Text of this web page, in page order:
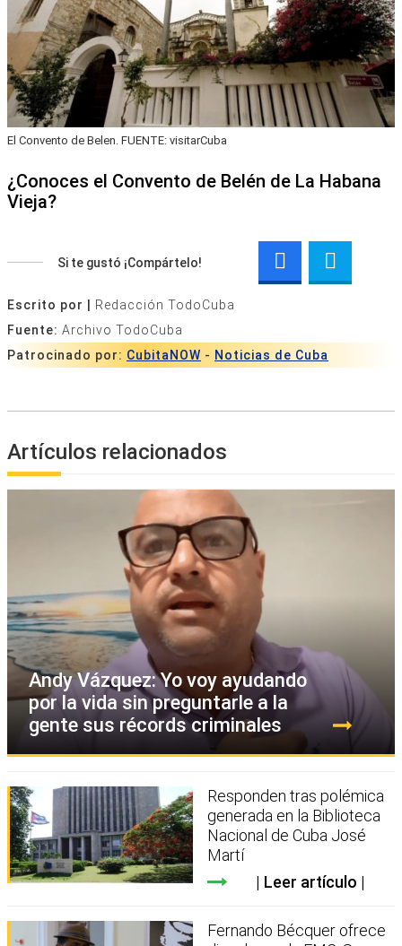
El Convento de Belen. FUENTE: visitarCuba
¿Conoces el Convento de Belén de La Habana
Vieja?
Si te gustó ¡Compártelo!
Escrito por | Redacción TodoCuba
Fuente: Archivo TodoCuba
Patrocinado por: CubitaNOW - Noticias de Cuba
Artículos relacionados
Andy Vázquez: Yo voy ayudando
por la vida sin preguntarle a la
gente sus récords criminales
Responden tras polémica
generada en la Biblioteca
Nacional de Cuba José
Martí
Leer artículo
Fernando Bécquer ofrece